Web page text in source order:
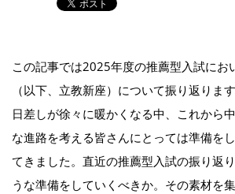
この記事では2025年度の推薦型入試にお
（以下、立教新座）について振り返ります
日差しが徐々に暖かくなる中、これから
な進路を考える皆さんにとっては準備を
てきました。直近の推薦型入試の振り返
うな準備をしていくべきか。その素材を